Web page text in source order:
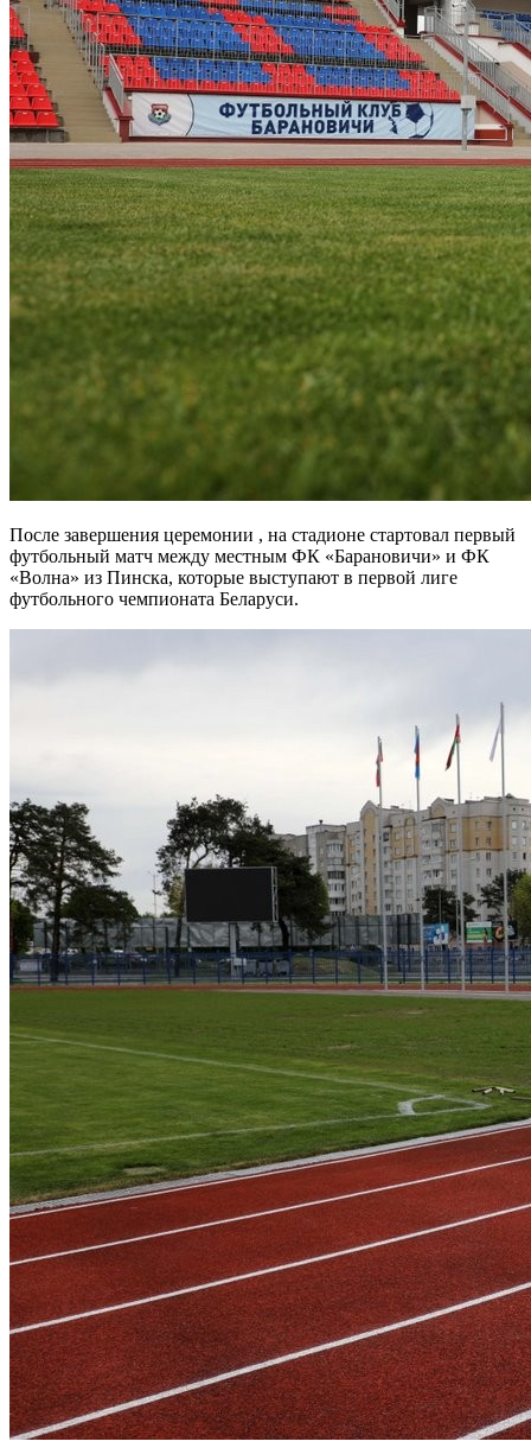
После завершения церемонии , на стадионе стартовал первый
футбольный матч между местным ФК «Барановичи» и ФК
«Волна» из Пинска, которые выступают в первой лиге
футбольного чемпионата Беларуси.